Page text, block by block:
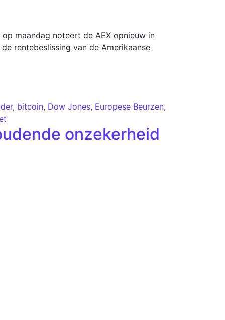
maandag noteert de AEX opnieuw in
rentebeslissing van de Amerikaanse
, bitcoin, Dow Jones, Europese Beurzen,
onzekerheid